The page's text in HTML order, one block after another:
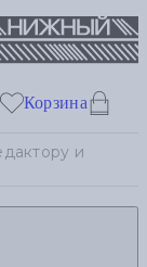
Корзина